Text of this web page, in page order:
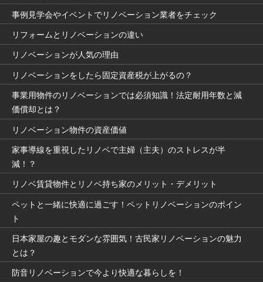
事例見学会やイベントでリノベーション業者をチェック
リフォームとリノベーションの違い
リノベーションが人気の理由
リノベーションをしたら固定資産税が上がるの？
事業用物件のリノベーションでは必須知識！法定耐用年数と減
価償却とは？
リノベーション物件の資産価値
家事導線を重視したリノベで主婦（主夫）のストレスが半
減！？
リノベ賃貸物件とリノベ持ち家のメリット・デメリット
ペットと一緒に快適に過ごす！ペットリノベーションのポイン
ト
日本家屋の趣とモダンな雰囲気！古民家リノベーションの魅力
とは？
防音リノベーションで今より快適な暮らしを！